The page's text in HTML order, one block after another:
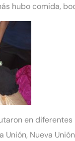
hubo comida,
en
Unión, Nueva